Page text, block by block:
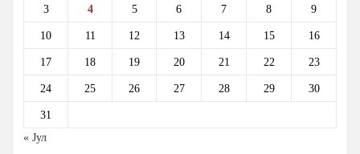
3 4 5 6 7 8 9
10 11 12 13 14 15 16
17 18 19 20 21 22 23
24 25 26 27 28 29 30
31
« Јул